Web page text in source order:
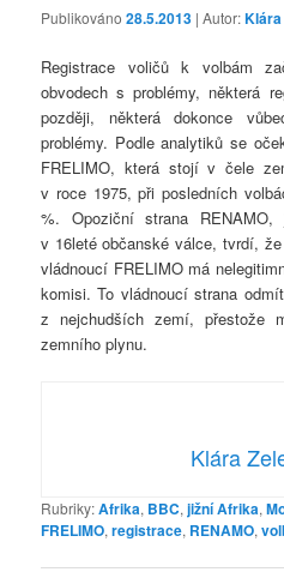
Publikováno28.5.2013 | Autor:
Registrace voličů k volbám
obvodech s problémy, některá
později, některá dokonce
problémy. Podle analytiků se
FRELIMO, která stojí v čele
v roce 1975, při posledních
%. Opoziční strana
v 16leté občanské válce, tvrdí,
vládnoucí FRELIMO má
komisi. To vládnoucí strana
z nejchudších zemí, přestože
zemního plynu.
Klára
Rubriky:Afrika, BBC,jižní Afrika,
FRELIMO,registrace, RENAMO,